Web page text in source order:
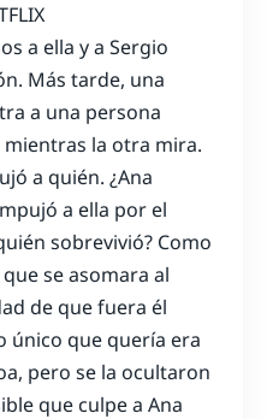
a ella y a Sergio
Más tarde, una
a una persona
mientras la otra mira.
a quién. ¿Ana
a ella por el
sobrevivió? Como
se asomara al
de que fuera él
único que quería era
pero se la ocultaron
que culpe a Ana